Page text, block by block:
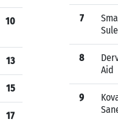
10
13
15
17
7
8
Aid
9